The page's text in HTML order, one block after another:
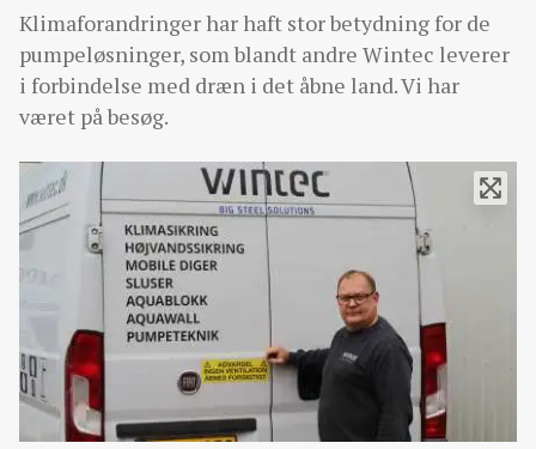
Klimaforandringer har haft stor betydning for de
pumpeløsninger, som blandt andre Wintec leverer
i forbindelse med dræn i det åbne land. Vi har
været på besøg.